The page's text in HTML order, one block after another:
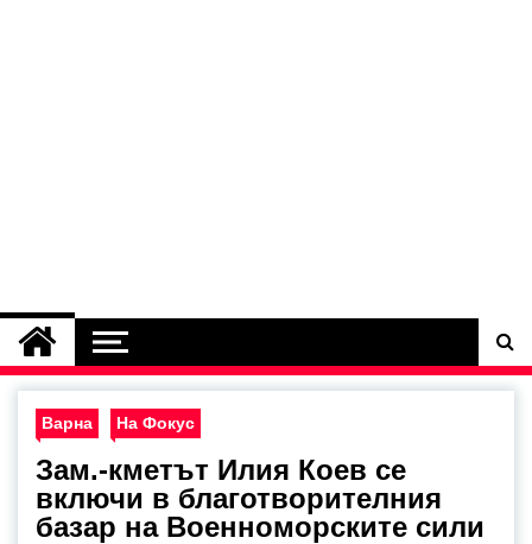
Варна На Фокус
Зам.-кметът Илия Коев се
включи в благотворителния
базар на Военноморските сили